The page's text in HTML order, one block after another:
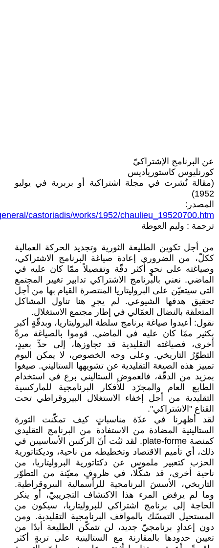
عن البرنامج الإشتراكيّ
كورنليوس كاستورياديس
‏(مقالة نُشرت في مجلة اشتراكية أو بربرية في يوليو
1952)‏
المصدر:
castoriadis/works/1952/chaulieu_19520700.htm
ترجمة : وليم العوطة
من أجل تكوين الطليعة الثورية وتجديد الحركة العمالية
ككلّ، من الضروري إعادة صياغة البرنامج ‏الاشتراكي،
وصياغته على نحوٍ أكثر دقّة وتفصيلاً ممّا كان عليه في
الماضي. نعني بالبرنامج الاشتراكي ‏تدابير تغيير المجتمع
التي سيتعيّن على البروليتاريا المنتصرة القيام بها من أجل
تحقيق هدفها الشيوعي. ‏لم يجرِ هنا تناول المشاكل
المتعلقة بالنضال العمّالي في إطار مجتمع الاستغلال.‏
نقول: أعيدوا صياغة برنامج سلطة البروليتاريا، وبدقّةٍ أكبر
بكثير ممّا كان عليه في الماضي. قوموا ‏بالصياغة مرةً
أخرى، فصياغته التقليدية قد تجاوزها، إلى حدِّ بعيدٍ،
التطوّرُ التاريخي. وعلى وجه ‏الخصوص، لا يمكن اليوم
تمييز هذه الصيغة التقليدية عن تشويهها الستاليني. صيغوا
بمزيد من الدقّة، ‏فالغموض الستاليني برع في استخدام
الطابع العام والمجرّد للأفكار البرنامجية للماركسية
التقليدية من أجل ‏إخفاء الاستغلال البيروقراطي تحت
القناع "الاشتراكي".‏
لقد أظهرنا في عدّة مناسباتٍ كيف تمكّنت الثورة
الستالينية المضادة من الاستفادة من البرنامج التقليدي
‏كمنصة ‏plate-forme‏. لقد ثبُت أنّ الركنين الأساسيين في
ذلك، أي تأميم الاقتصاد وتخطيطه من ‏ناحية، وديكتاتورية
الحزب كتعبير ملموس عن دكتاتورية البروليتاريا، من
ناحية أخرى، قد شكّلا، في ‏ظروفٍ معيّنة من التطوّر
التاريخي، الأسسَ البرنامجية للرأسمالية البيروقراطية.
وما لم يرفض المرء هذا ‏الاكتشاف التجريبيّ، أو ينكر
الحاجة إلى برنامج اشتراكي للبروليتاريا، سيكون من
المستحيل التمسّك ‏بالمواقف البرنامجية التقليدية. ومن
دون إعدادٍ برنامجيّ جديد، لن تتمكّن الطليعة أبدًا من
تعيين حدودها ‏بالمقارنة مع الستالينية على تربةٍ أكثر